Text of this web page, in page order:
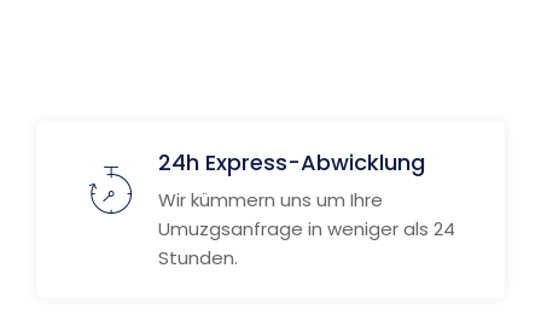
24h Express-Abwicklung
Wir kümmern uns um Ihre
Umuzgsanfrage in weniger als 24
Stunden.